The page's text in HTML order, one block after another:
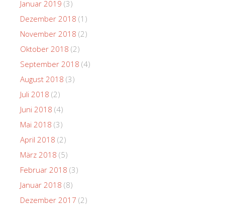
Januar 2019 (3)
Dezember 2018 (1)
November 2018 (2)
Oktober 2018 (2)
September 2018 (4)
August 2018 (3)
Juli 2018 (2)
Juni 2018 (4)
Mai 2018 (3)
April 2018 (2)
März 2018 (5)
Februar 2018 (3)
Januar 2018 (8)
Dezember 2017 (2)